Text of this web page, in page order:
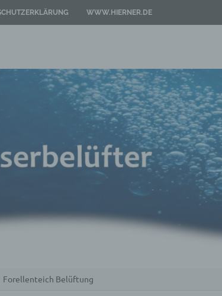
WWW.HIERNER.DE
Forellenteich Belüftung